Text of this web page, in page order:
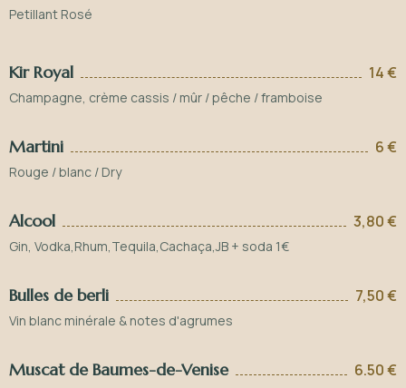
Petillant Rosé
Kir Royal 14 €
Champagne, crème cassis / mûr / pêche / framboise
Martini 6 €
Rouge / blanc / Dry
Alcool 3,80 €
Gin, Vodka,Rhum,Tequila,Cachaça,JB + soda 1€
Bulles de berli 7,50 €
Vin blanc minérale & notes d'agrumes
Muscat de Baumes-de-Venise 6.50 €